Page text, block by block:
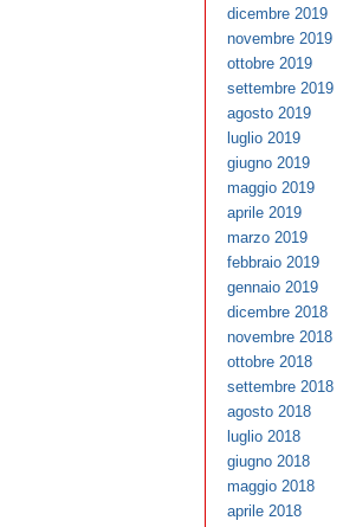
dicembre 2019
novembre 2019
ottobre 2019
settembre 2019
agosto 2019
luglio 2019
giugno 2019
maggio 2019
aprile 2019
marzo 2019
febbraio 2019
gennaio 2019
dicembre 2018
novembre 2018
ottobre 2018
settembre 2018
agosto 2018
luglio 2018
giugno 2018
maggio 2018
aprile 2018